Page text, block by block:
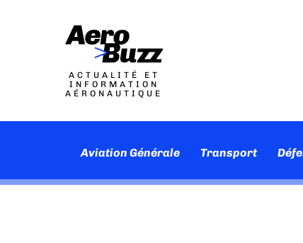
ACTUALITÉ ET
INFORMATION
AÉRONAUTIQUE
Aviation Générale Transport